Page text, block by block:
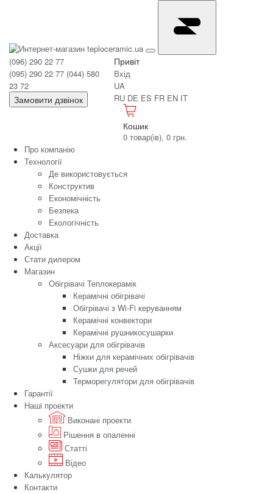
(096) 290 22 77
(095) 290 22 77 (044) 580
23 72
Замовити дзвінок
Привіт
Вхід
UA
RU DE ES FR EN IT
Кошик
0 товар(ів), 0 грн.
Про компанію
Технології
Де використовується
Конструктив
Економічність
Безпека
Екологічність
Доставка
Акції
Стати дилером
Магазин
Обігрівачі Теплокерамік
Керамічні обігрівачі
Обігрівачі з Wi-Fi керуванням
Керамічні конвектори
Керамічні рушникосушарки
Аксесуари для обігрівачів
Ніжки для керамічних обігрівачів
Сушки для речей
Терморегулятори для обігрівачів
Гарантії
Нашi проекти
Виконані проекти
Рішення в опаленні
Статті
Відео
Калькулятор
Контакти